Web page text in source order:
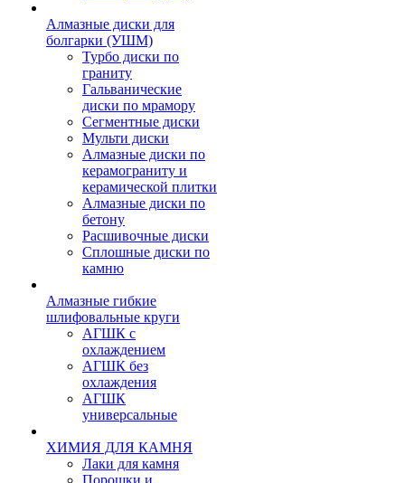
Алмазные диски для
болгарки (УШМ)
Турбо диски по
граниту
Гальванические
диски по мрамору
Сегментные диски
Мульти диски
Алмазные диски по
керамограниту и
керамической плитки
Алмазные диски по
бетону
Расшивочные диски
Сплошные диски по
камню
Алмазные гибкие
шлифовальные круги
АГШК с
охлаждением
АГШК без
охлаждения
АГШК
универсальные
ХИМИЯ ДЛЯ КАМНЯ
Лаки для камня
Порошки и